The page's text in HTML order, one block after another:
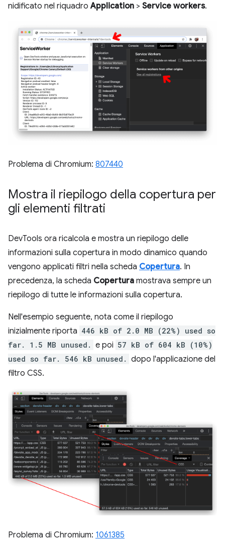
nidificato nel riquadroApplication > Service workers.
Problema di Chromium: 807440
Mostra il riepilogo della copertura per
gli elementi filtrati
DevTools ora ricalcola e mostra un riepilogo delle
informazioni sulla copertura in modo dinamico quando
vengono applicati filtri nella scheda Copertura. In
precedenza, la scheda Copertura mostrava sempre un
riepilogo di tutte le informazioni sulla copertura.
Nell'esempio seguente, nota come il riepilogo
inizialmente riporta 446 kB of 2.0 MB (22%) used so
far. 1.5 MB unused. e poi 57 kB of 604 kB (10%)
used so far. 546 kB unused. dopo l'applicazione del
filtro CSS.
Problema di Chromium: 1061385